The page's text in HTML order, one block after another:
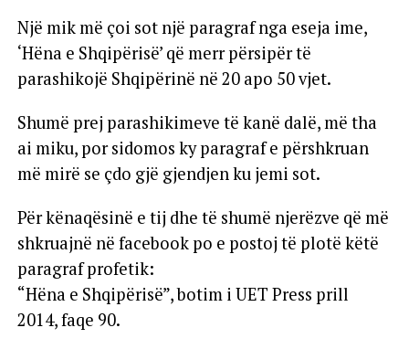
Një mik më çoi sot një paragraf nga eseja ime,
‘Hëna e Shqipërisë’ që merr përsipër të
parashikojë Shqipërinë në 20 apo 50 vjet.
Shumë prej parashikimeve të kanë dalë, më tha
ai miku, por sidomos ky paragraf e përshkruan
më mirë se çdo gjë gjendjen ku jemi sot.
Për kënaqësinë e tij dhe të shumë njerëzve që më
shkruajnë në facebook po e postoj të plotë këtë
paragraf profetik:
“Hëna e Shqipërisë”, botim i UET Press prill
2014, faqe 90.